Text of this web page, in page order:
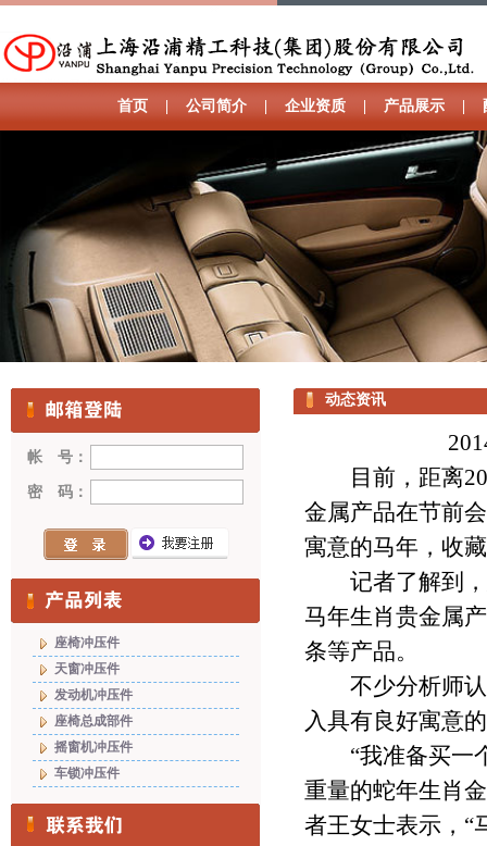
首页 公司简介 企业资质 产品展示
帐 号：
密 码：
座椅冲压件
天窗冲压件
发动机冲压件
座椅总成部件
摇窗机冲压件
车锁冲压件
动态资讯
目前，距离
金属产品在节前
寓意的马年，收
记者了解到，
马年生肖贵金属
条等产品。
不少分析师认
入具有良好寓意
“我准备买一个
重量的蛇年生肖
者王女士表示，“